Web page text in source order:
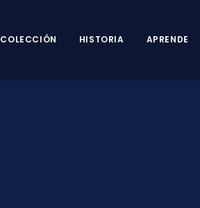
COLECCIÓN HISTORIA APRENDE